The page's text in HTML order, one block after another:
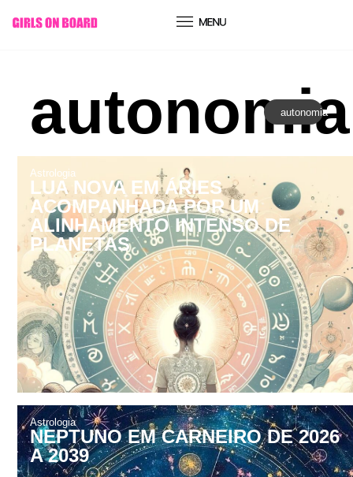
conteúdo
autonomia
autonomia
Astrologia
LUA NOVA EM ÁRIES
ACOMPANHADA POR UM
ALINHAMENTO INTENSO DE
PLANETAS
Astrologia
NEPTUNO EM CARNEIRO DE 2026
A 2039